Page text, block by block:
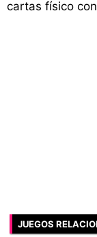
cartas físico
JUEGOS